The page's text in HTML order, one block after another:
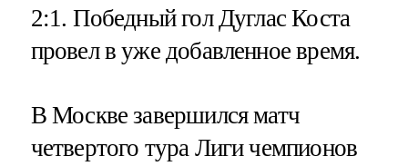
2:1. Победный гол Дуглас Коста
провел в уже добавленное время.
В Москве завершился матч
четвертого тура Лиги чемпионов